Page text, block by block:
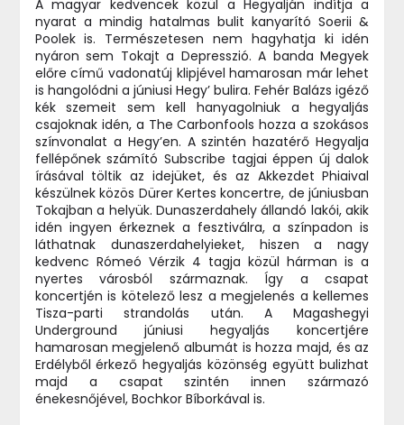
A magyar kedvencek közül a Hegyalján indítja a
nyarat a mindig hatalmas bulit kanyarító Soerii &
Poolek is. Természetesen nem hagyhatja ki idén
nyáron sem Tokajt a Depresszió. A banda Megyek
előre című vadonatúj klipjével hamarosan már lehet
is hangolódni a júniusi Hegy’ bulira. Fehér Balázs igéző
kék szemeit sem kell hanyagolniuk a hegyaljás
csajoknak idén, a The Carbonfools hozza a szokásos
színvonalat a Hegy’en. A szintén hazatérő Hegyalja
fellépőnek számító Subscribe tagjai éppen új dalok
írásával töltik az idejüket, és az Akkezdet Phiaival
készülnek közös Dürer Kertes koncertre, de júniusban
Tokajban a helyük. Dunaszerdahely állandó lakói, akik
idén ingyen érkeznek a fesztiválra, a színpadon is
láthatnak dunaszerdahelyieket, hiszen a nagy
kedvenc Rómeó Vérzik 4 tagja közül hárman is a
nyertes városból származnak. Így a csapat
koncertjén is kötelező lesz a megjelenés a kellemes
Tisza-parti strandolás után. A Magashegyi
Underground júniusi hegyaljás koncertjére
hamarosan megjelenő albumát is hozza majd, és az
Erdélyből érkező hegyaljás közönség együtt bulizhat
majd a csapat szintén innen származó
énekesnőjével, Bochkor Bíborkával is.